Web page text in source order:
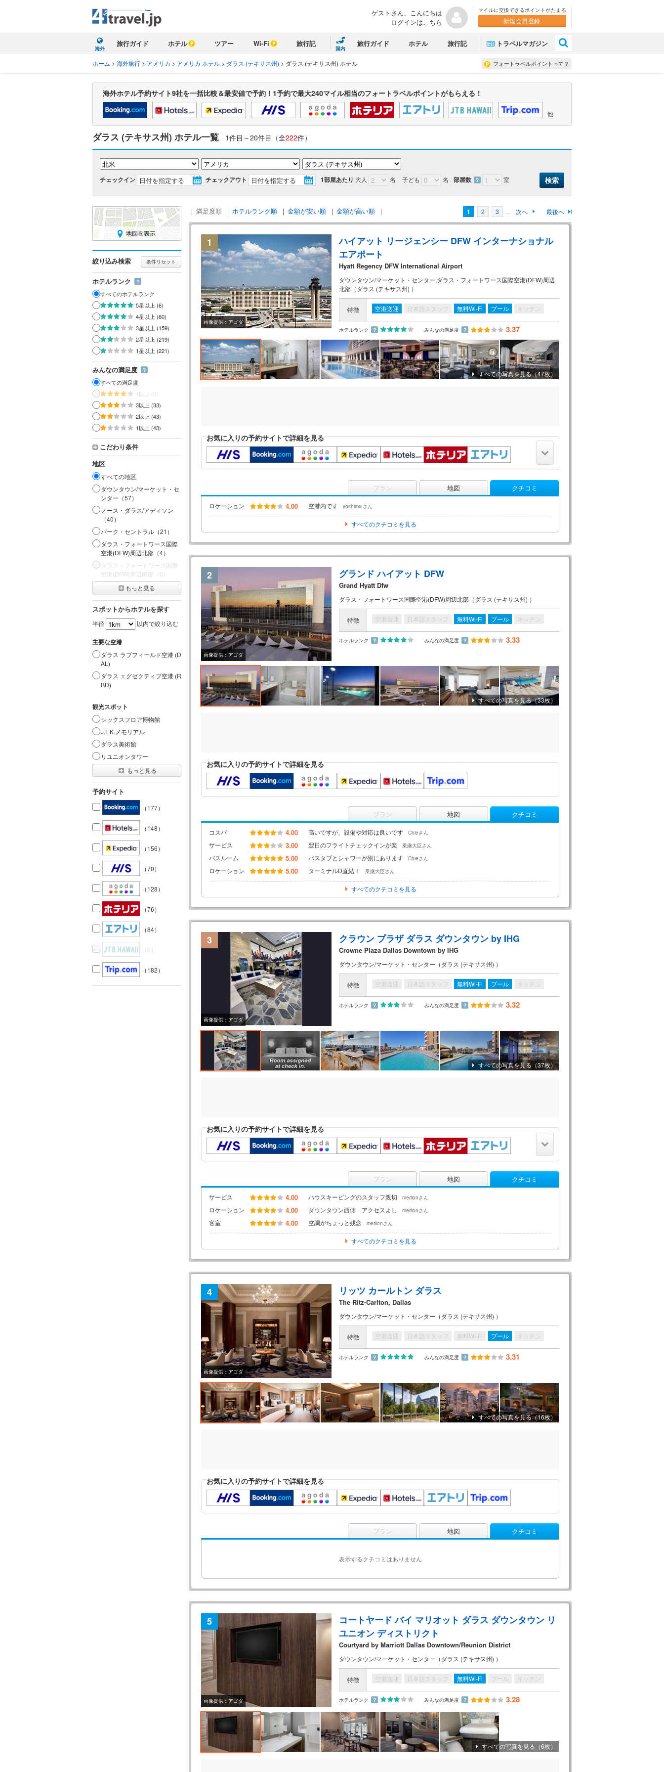
ゲストさん、こんにちは
ログインはこちら
マイルに交換できるポイントがたまる
新規会員登録
海外
旅行ガイド ホテル ツアー Wi-Fi 旅行記
国内
旅行ガイド ホテル 旅行記 トラベルマガジン
フォートラベルポイントって？
ホーム > 海外旅行 > アメリカ > アメリカ ホテル > ダラス (テキサス州) > ダラス (テキサス州) ホテル
海外ホテル予約サイト9社を一括比較＆最安値で予約！1予約で最大240マイル相当のフォートラベルポイントがもらえる！
他
ダラス (テキサス州) ホテル一覧 1件目～20件目（全222件）
チェックイン チェックアウト 1部屋あたり 大人 名 子ども 名 部屋数 ？ 室
｜ 満足度順 ｜ ホテルランク順 ｜ 金額が安い順 ｜ 金額が高い順 ｜ 1 2 3 次へ 最後へ
1
画像提供：アゴダ
ハイアット リージェンシー DFW インターナショナル
エアポート
Hyatt Regency DFW International Airport
ダウンタウン/マーケット・センター,ダラス・フォートワース国際空港(DFW)周辺
北部（ダラス (テキサス州) ）
特徴 空港送迎 日本語スタッフ 無料Wi-Fi プール キッチン
ホテルランク ？ みんなの満足度 ？ 3.37
すべての写真を見る（47枚）
お気に入りの予約サイトで詳細を見る
プラン 地図 クチコミ
ロケーション 4.00 空港内です yoshimiuさん
すべてのクチコミを見る
2
画像提供：アゴダ
グランド ハイアット DFW
Grand Hyatt Dfw
ダラス・フォートワース国際空港(DFW)周辺北部（ダラス (テキサス州) ）
特徴 空港送迎 日本語スタッフ 無料Wi-Fi プール キッチン
ホテルランク ？ みんなの満足度 ？ 3.33
すべての写真を見る（33枚）
お気に入りの予約サイトで詳細を見る
プラン 地図 クチコミ
コスパ 4.00 高いですが、設備や対応は良いです Chieさん
サービス 3.00 翌日のフライトチェックインが楽 乗継大臣さん
バスルーム 5.00 バスタブとシャワーが別にあります Chieさん
ロケーション 5.00 ターミナルD直結！ 乗継大臣さん
すべてのクチコミを見る
3
画像提供：アゴダ
クラウン プラザ ダラス ダウンタウン by IHG
Crowne Plaza Dallas Downtown by IHG
ダウンタウン/マーケット・センター（ダラス (テキサス州) ）
特徴 空港送迎 日本語スタッフ 無料Wi-Fi プール キッチン
ホテルランク ？ みんなの満足度 ？ 3.32
すべての写真を見る（37枚）
お気に入りの予約サイトで詳細を見る
プラン 地図 クチコミ
サービス 4.00 ハウスキーピングのスタッフ親切 merlionさん
ロケーション 4.00 ダウンタウン西側 アクセスよし merlionさん
客室 4.00 空調がちょっと残念 merlionさん
すべてのクチコミを見る
4
画像提供：アゴダ
リッツ カールトン ダラス
The Ritz-Carlton, Dallas
ダウンタウン/マーケット・センター（ダラス (テキサス州) ）
特徴 空港送迎 日本語スタッフ 無料Wi-Fi プール キッチン
ホテルランク ？ みんなの満足度 ？ 3.31
すべての写真を見る（16枚）
お気に入りの予約サイトで詳細を見る
プラン 地図 クチコミ
表示するクチコミはありません
5
画像提供：アゴダ
コートヤード バイ マリオット ダラス ダウンタウン リ
ユニオン ディストリクト
Courtyard by Marriott Dallas Downtown/Reunion District
ダウンタウン/マーケット・センター（ダラス (テキサス州) ）
特徴 空港送迎 日本語スタッフ 無料Wi-Fi プール キッチン
ホテルランク ？ みんなの満足度 ？ 3.28
すべての写真を見る（6枚）
絞り込み検索 条件リセット
ホテルランク ？
すべてのホテルランク
5星以上 (6)
4星以上 (60)
3星以上 (159)
2星以上 (219)
1星以上 (221)
みんなの満足度 ？
すべての満足度
4以上 (0)
3以上 (33)
2以上 (43)
1以上 (43)
こだわり条件
地区
すべての地区
ダウンタウン/マーケット・セ
ンター（57）
ノース・ダラス/アディソン
（40）
パーク・セントラル（21 ）
ダラス・フォートワース国際
空港(DFW)周辺北部（4）
ダラス・フォートワース国際
空港(DFW)周辺南部（ 0 ）
もっと見る
スポットからホテルを探す
半径 以内で絞り込む
主要な空港
ダラス ラブフィールド空港 (D
AL)
ダラス エグゼクティブ空港 (R
BD)
観光スポット
シックスフロア博物館
J.F.K.メモリアル
ダラス美術館
リユニオンタワー
もっと見る
予約サイト
（177）
（148）
（156）
（70）
（128）
（76）
（84）
（0）
（182）